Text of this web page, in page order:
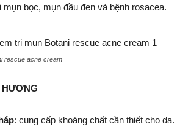
mụn bọc, mụn đầu đen và bệnh rosacea.
rescue acne cream
HƯƠNG
: cung cấp khoáng chất cần thiết cho da.